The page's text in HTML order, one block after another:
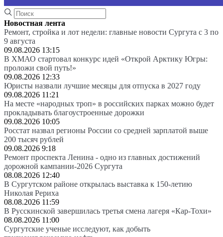
Новостная лента
Ремонт, стройка и лот недели: главные новости Сургута с 3 по
9 августа
09.08.2026 13:15
В ХМАО стартовал конкурс идей «Открой Арктику Югры:
проложи свой путь!»
09.08.2026 12:33
Юристы назвали лучшие месяцы для отпуска в 2027 году
09.08.2026 11:21
На месте «народных троп» в российских парках можно будет
прокладывать благоустроенные дорожки
09.08.2026 10:05
Росстат назвал регионы России со средней зарплатой выше
200 тысяч рублей
09.08.2026 9:18
Ремонт проспекта Ленина - одно из главных достижений
дорожной кампании-2026 Сургута
08.08.2026 12:40
В Сургутском районе открылась выставка к 150-летию
Николая Рериха
08.08.2026 11:59
В Русскинской завершилась третья смена лагеря «Кар-Тохи»
08.08.2026 11:00
Сургутские ученые исследуют, как добыть